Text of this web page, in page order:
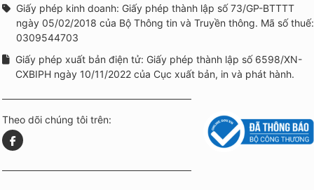
Giấy phép kinh doanh: Giấy phép thành lập số 73/GP-BTTTT
ngày 05/02/2018 của Bộ Thông tin và Truyền thông. Mã số thuế:
0309544703
Giấy phép xuất bản điện tử: Giấy phép thành lập số 6598/XN-
CXBIPH ngày 10/11/2022 của Cục xuất bản, in và phát hành.
Theo dõi chúng tôi trên: